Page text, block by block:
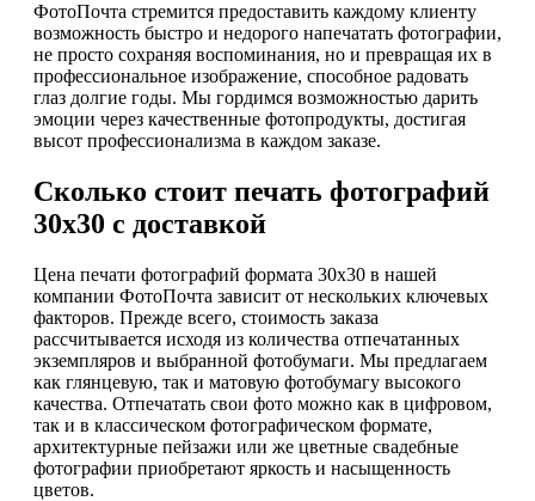
ФотоПочта стремится предоставить каждому клиенту
возможность быстро и недорого напечатать фотографии,
не просто сохраняя воспоминания, но и превращая их в
профессиональное изображение, способное радовать
глаз долгие годы. Мы гордимся возможностью дарить
эмоции через качественные фотопродукты, достигая
высот профессионализма в каждом заказе.
Сколько стоит печать фотографий
30х30 с доставкой
Цена печати фотографий формата 30х30 в нашей
компании ФотоПочта зависит от нескольких ключевых
факторов. Прежде всего, стоимость заказа
рассчитывается исходя из количества отпечатанных
экземпляров и выбранной фотобумаги. Мы предлагаем
как глянцевую, так и матовую фотобумагу высокого
качества. Отпечатать свои фото можно как в цифровом,
так и в классическом фотографическом формате,
архитектурные пейзажи или же цветные свадебные
фотографии приобретают яркость и насыщенность
цветов.